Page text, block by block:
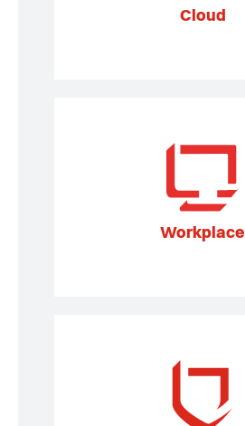
Cloud
Workplace